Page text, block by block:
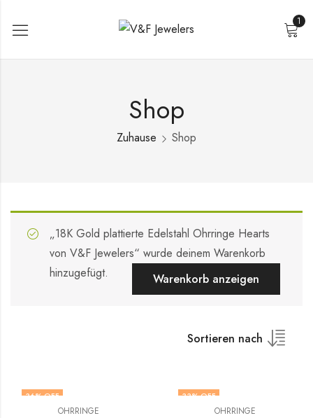
1
Shop
Zuhause Shop
„18K Gold plattierte Edelstahl Ohrringe Hearts
von V&F Jewelers“ wurde deinem Warenkorb
hinzugefügt.
Warenkorb anzeigen
Sortieren nach
36% OFF
OHRRINGE
33% OFF
OHRRINGE